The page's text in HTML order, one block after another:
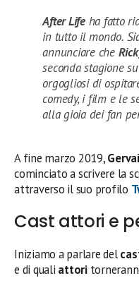
After Lifeha fatto
in tutto il mondo.
annunciare che
seconda stagione
orgogliosi di
comedy, i film e le
alla gioia dei fan
A fine marzo 2019,
cominciato a scrivere la
attraverso il suo profilo
Cast attori e
Iniziamo a parlare del
e di quali attori